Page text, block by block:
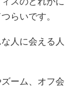
らいです。
人に会える人
ーム、オフ会